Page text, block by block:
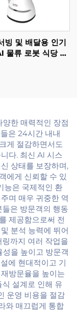
빙 및 배달용 인기
물류 로봇 식당 및
한 매력적인 장점
은 24시간 내내
게 절감하면서도
다. 최신 AI 시스
상태를 보장하며,
에게 신뢰할 수 있
능은 국제적인 환
며 매우 귀중한 역
은 방문객의 행동
제공함으로써 전
분석 능력에 뛰어
까지 여러 작업을
을 높이고 방문객
에 현대적이고 기
방문율을 높이는
설계로 인해 유
운영 비용을 절감
와 매끄럽게 통합